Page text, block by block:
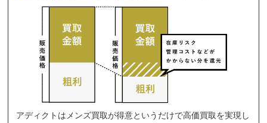
アディクトはメンズ買取が得意というだけで高価買取を実現し